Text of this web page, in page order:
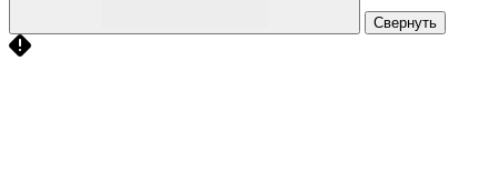
Свернуть